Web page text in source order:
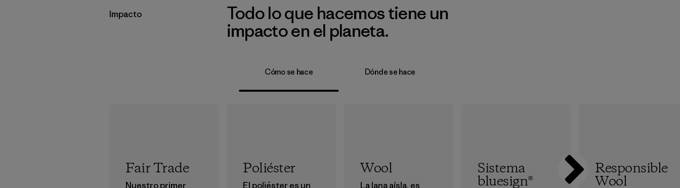
Impacto
Todo lo que hacemos tiene un
impacto en el planeta.
Cómo se hace Dónde se hace
Fair Trade
Nuestro primer
Poliéster
El poliéster es un
Wool
La lana aísla, es
Sistema
bluesign®
Responsible
Wool